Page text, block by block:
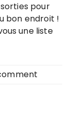
bon endroit !
une liste